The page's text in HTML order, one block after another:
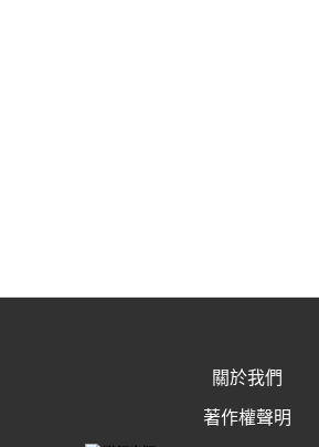
關於我們
著作權聲明